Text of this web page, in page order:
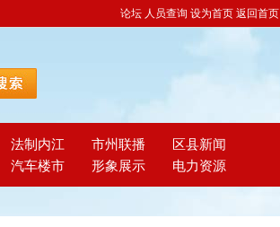
论坛 人员查询 设为首页 返回首页
法制内江 市州联播
区县新闻
汽车楼市 形象展示 电力资源